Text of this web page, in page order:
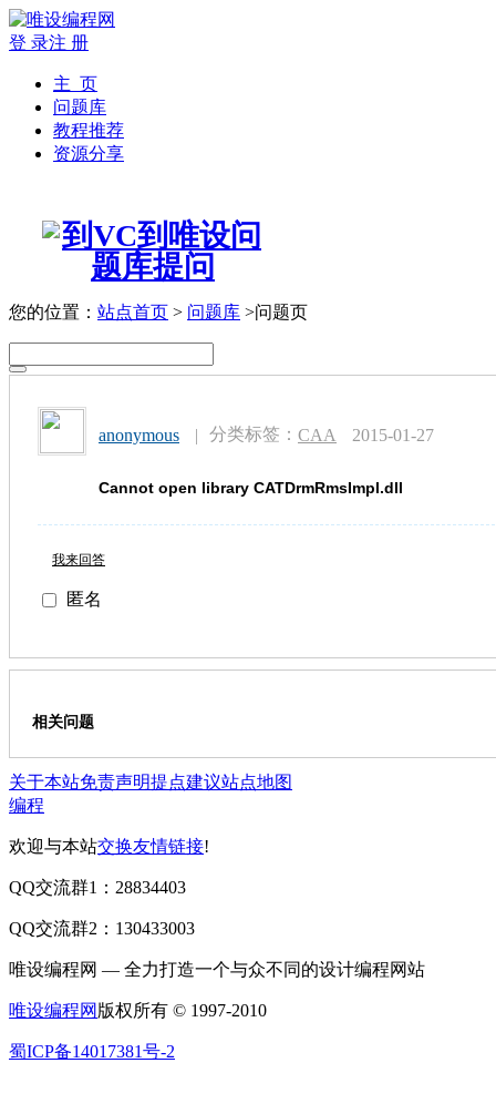
登 录注 册
主 页
问题库
教程推荐
资源分享
您的位置： 站点首页 > 问题库 >问题页
anonymous | 分类标签： CAA 2015-01-27
Cannot open library CATDrmRmsImpl.dll
我来回答
匿名
相关问题
关于本站免责声明提点建议站点地图
编程
欢迎与本站交换友情链接!
QQ交流群1：28834403
QQ交流群2：130433003
唯设编程网 — 全力打造一个与众不同的设计编程网站
唯设编程网 版权所有 © 1997-2010
蜀ICP备14017381号-2